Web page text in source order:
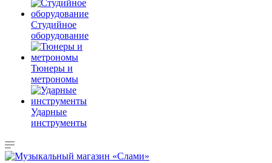
Студийное
оборудование
Тюнеры и
метрономы
Ударные
инструменты